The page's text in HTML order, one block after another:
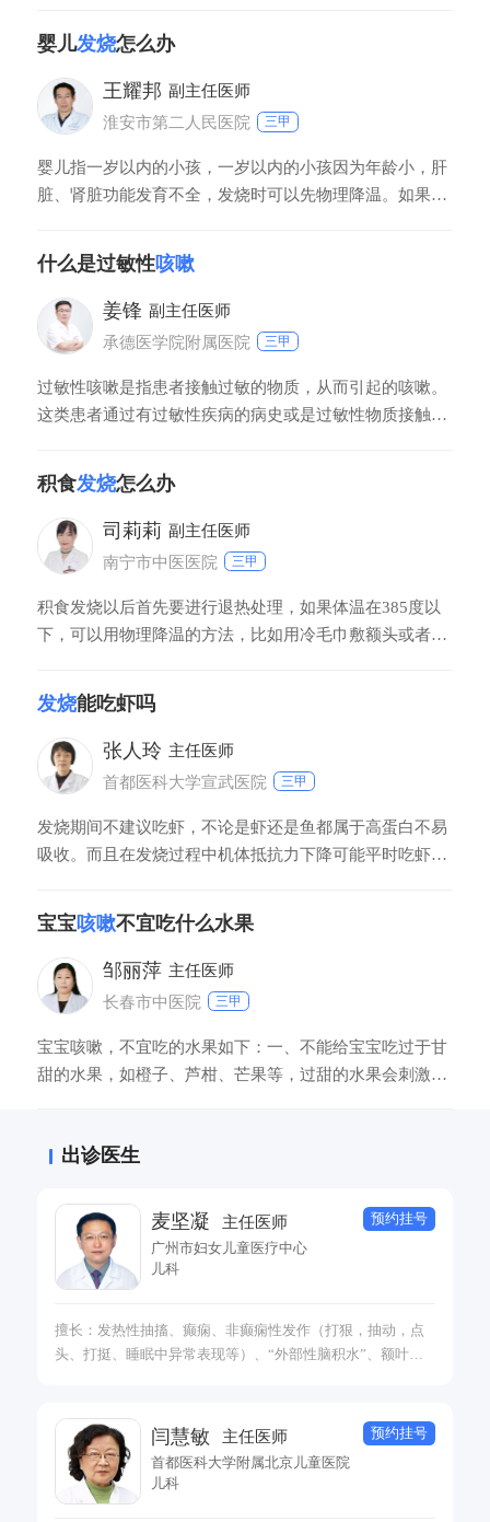
肤上损伤，所以尽量不要使用。如果患者的咳嗽症状比较
严重，还是需要去医院检查，明确诊断。因为很多中老年
的刺激性咳嗽、咳中带血，可能是肺结核、肺癌的早期症
状。所以患者最好及时去医院拍胸片检查，以
婴儿发烧怎么办
王耀邦 副主任医师
淮安市第二人民医院
三甲
婴儿指一岁以内的小孩，一岁以内的小孩因为年龄小，肝
脏、肾脏功能发育不全，发烧时可以先物理降温。如果通
代谢的增高，营养消耗增高，此时可以通过药物降温，同
时积极的查找发热的原因，明确是感冒受凉还是泌尿系感
染等，并针对病因进行治疗。
什么是过敏性咳嗽
姜锋 副主任医师
承德医学院附属医院
三甲
过敏性咳嗽是指患者接触过敏的物质，从而引起的咳嗽。
这类患者通过有过敏性疾病的病史或是过敏性物质接触
空气或其他一些异味。过敏性咳嗽通常表现为刺激性、阵
发性的干咳，，而且是白天和夜间都会出现咳嗽。咳嗽的
同时会伴有咽喉部的发痒。
积食发烧怎么办
司莉莉 副主任医师
南宁市中医医院
三甲
积食发烧以后首先要进行退热处理，如果体温在385度以
下，可以用物理降温的方法，比如用冷毛巾敷额头或者用
385度以上则需要用药物降温，其次针对积食本身进行相
应的治疗，可以服用消食颗粒，如果仍然没有缓解时建议
去医院就诊。
发烧能吃虾吗
张人玲 主任医师
首都医科大学宣武医院
三甲
发烧期间不建议吃虾，不论是虾还是鱼都属于高蛋白不易
吸收。而且在发烧过程中机体抵抗力下降可能平时吃虾不
去后，患者可以吃虾。由于引起发烧的原因很多，包括感
染性疾病和非感染性疾病。非感染性疾病里就包括一些过
敏反应，所以在发热期间患者最好不要吃虾，可以吃些清
淡食物，多休息，多喝水。
宝宝咳嗽不宜吃什么水果
邹丽萍 主任医师
长春市中医院
三甲
宝宝咳嗽，不宜吃的水果如下：一、不能给宝宝吃过于甘
甜的水果，如橙子、芦柑、芒果等，过甜的水果会刺激宝
能吃热性水果，如榴莲、橘子等，会导致肺火过大、痰液
出诊医生
麦坚凝 主任医师
广州市妇女儿童医疗中心
儿科
预约挂号
擅长：发热性抽搐、癫痫、非癫痫性发作（打狠，抽动，点
头、打挺、睡眠中异常表现等）、“外部性脑积水”、额叶发
产儿、高龄产妇儿早期神经发育指导与管理。
闫慧敏 主任医师
首都医科大学附属北京儿童医院
儿科
预约挂号